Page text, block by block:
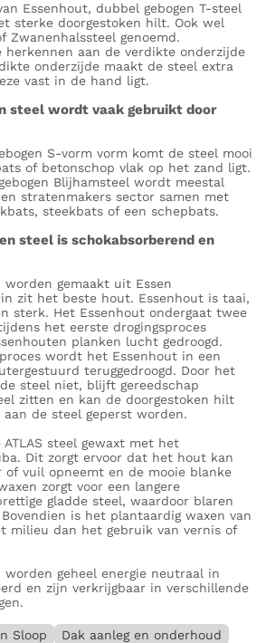
Essenhout, dubbel gebogen T-steel
sterke doorgestoken hilt. Ook wel
Zwanenhalssteel genoemd.
herkennen aan de verdikte onderzijde
onderzijde maakt de steel extra
vast in de hand ligt.
steel wordt vaak gebruikt door
S-vorm vorm komt de steel mooi
of betonschop vlak op het zand ligt.
Blijhamsteel wordt meestal
stratenmakers sector samen met
steekbats of een schepbats.
steel is schokabsorberend en
worden gemaakt uit Essen
zit het beste hout. Essenhout is taai,
sterk. Het Essenhout ondergaat twee
het eerste drogingsproces
planken lucht gedroogd.
wordt het Essenhout in een
teruggedroogd. Door het
steel niet, blijft gereedschap
zitten en kan de doorgestoken hilt
de steel geperst worden.
steel gewaxt met het
Dit zorgt ervoor dat het hout kan
of vuil opneemt en de mooie blanke
zorgt voor een langere
gladde steel, waardoor blaren
is het plantaardig waxen van
milieu dan het gebruik van vernis of
worden geheel energie neutraal in
en zijn verkrijgbaar in verschillende
Sloop
Dak aanleg en onderhoud